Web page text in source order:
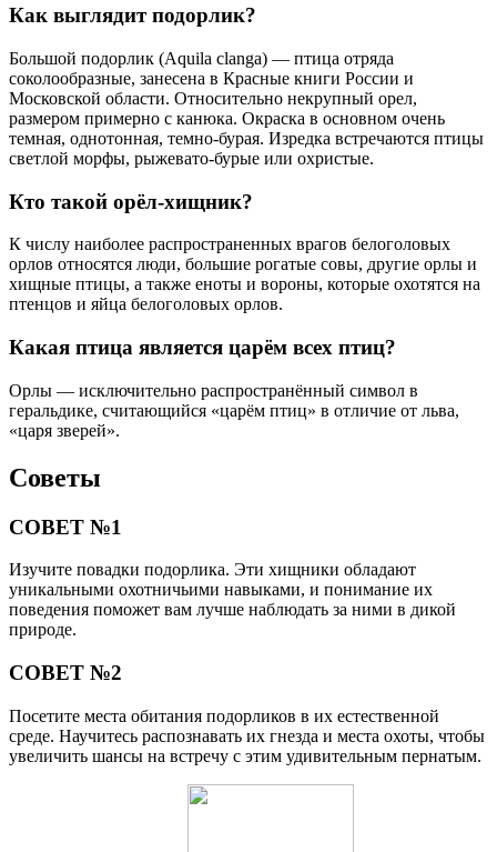
Как выглядит подорлик?
Большой подорлик (Aquila clanga) — птица отряда
соколообразные, занесена в Красные книги России и
Московской области. Относительно некрупный орел,
размером примерно с канюка. Окраска в основном очень
темная, однотонная, темно-бурая. Изредка встречаются птицы
светлой морфы, рыжевато-бурые или охристые.
Кто такой орёл-хищник?
К числу наиболее распространенных врагов белоголовых
орлов относятся люди, большие рогатые совы, другие орлы и
хищные птицы, а также еноты и вороны, которые охотятся на
птенцов и яйца белоголовых орлов.
Какая птица является царём всех птиц?
Орлы — исключительно распространённый символ в
геральдике, считающийся «царём птиц» в отличие от льва,
«царя зверей».
Советы
СОВЕТ №1
Изучите повадки подорлика. Эти хищники обладают
уникальными охотничьими навыками, и понимание их
поведения поможет вам лучше наблюдать за ними в дикой
природе.
СОВЕТ №2
Посетите места обитания подорликов в их естественной
среде. Научитесь распознавать их гнезда и места охоты, чтобы
увеличить шансы на встречу с этим удивительным пернатым.